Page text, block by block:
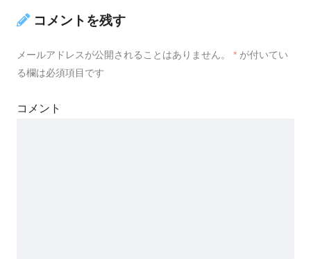
コメントを残す
メールアドレスが公開されることはありません。 * が付いてい
る欄は必須項目です
コメント